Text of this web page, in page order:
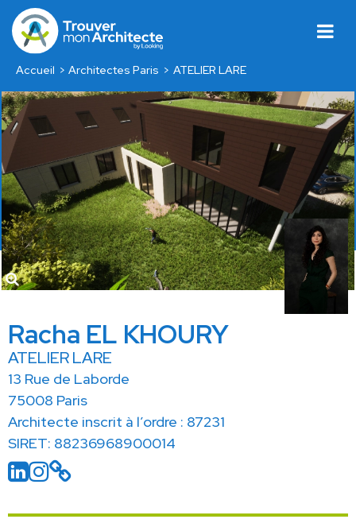
Accueil Architectes Paris ATELIER LARE
Racha EL KHOURY
ATELIER LARE
13 Rue de Laborde
75008 Paris
Architecte inscrit à l’ordre : 87231
SIRET: 88236968900014